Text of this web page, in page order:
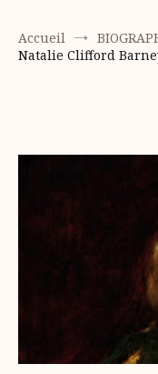
Accueil
Natalie Clifford